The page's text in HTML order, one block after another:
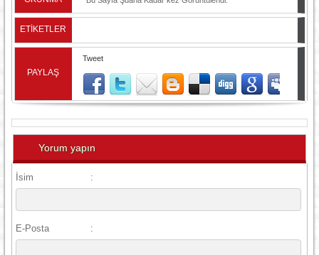
ETİKETLER
PAYLAŞ
Tweet
Yorum yapın
İsim :
E-Posta :